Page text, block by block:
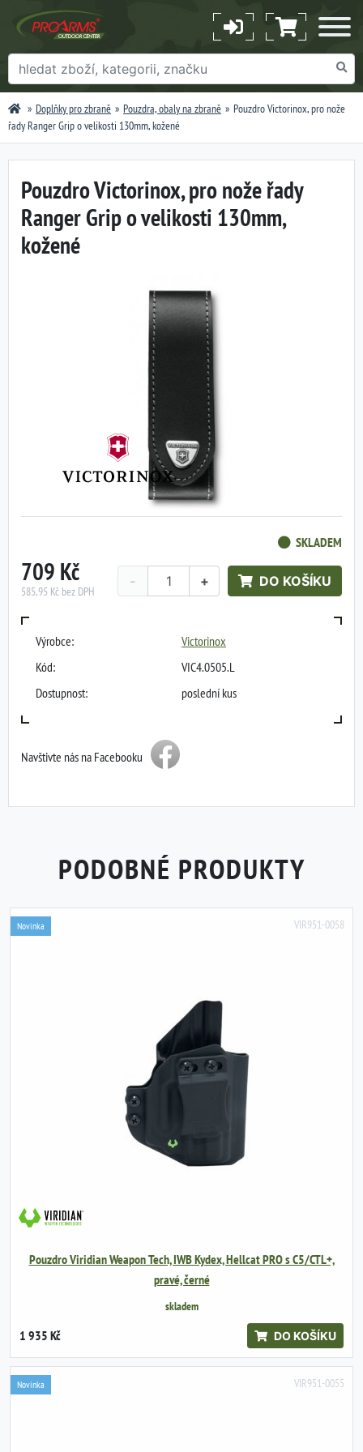
Doplňky pro zbraně Pouzdra, obaly na zbraně
Pouzdro Victorinox, pro nože
řady Ranger Grip o velikosti 130mm, kožené
Pouzdro Victorinox, pro nože řady
Ranger Grip o velikosti 130mm,
kožené
SKLADEM
709 Kč
585,95 Kč bez DPH
+
- DO KOŠÍKU
Výrobce:
Victorinox
Kód:
VIC4.0505.L
Dostupnost:
poslední kus
Navštivte nás na Facebooku
PODOBNÉ PRODUKTY
VIR951-0058
Novinka
Pouzdro Viridian Weapon Tech, IWB Kydex, Hellcat PRO s C5/CTL+,
pravé, černé
skladem
1 935 Kč DO KOŠÍKU
VIR951-0055
Novinka